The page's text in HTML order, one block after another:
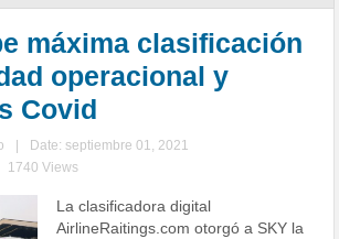
máxima clasificación
operacional y
Covid
Date: septiembre 01, 2021
1740 Views
La clasificadora digital
AirlineRaitings.com otorgó a SKY la